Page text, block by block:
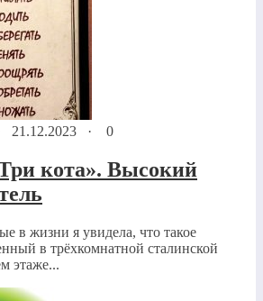
21.12.2023 · 0
кота». Высокий
в жизни я увидела, что такое
в трёхкомнатной сталинской
этаже...